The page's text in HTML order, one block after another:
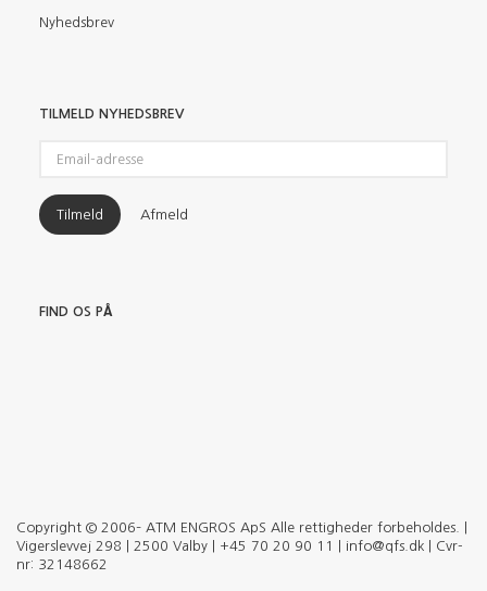
Nyhedsbrev
TILMELD NYHEDSBREV
adresse
Tilmeld Afmeld
FIND OS PÅ
Copyright © 2006– ATM ENGROS ApS Alle rettigheder forbeholdes. |
Vigerslevvej 298 | 2500 Valby | +45 70 20 90 11 | info@qfs.dk | Cvr-
nr: 32148662